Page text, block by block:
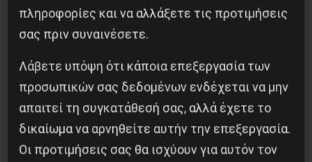
Το ΑΙ βαθαίνει την Κρίση
4 Αυγούστου 2026
πληροφορίες και να αλλάξετε τις προτιμήσεις
σας πριν συναινέσετε.
Λάβετε υπόψη ότι κάποια επεξεργασία των
προσωπικών σας δεδομένων ενδέχεται να μην
απαιτεί τη συγκατάθεσή σας, αλλά έχετε το
δικαίωμα να αρνηθείτε αυτήν την επεξεργασία.
Οι προτιμήσεις σας θα ισχύουν για αυτόν τον